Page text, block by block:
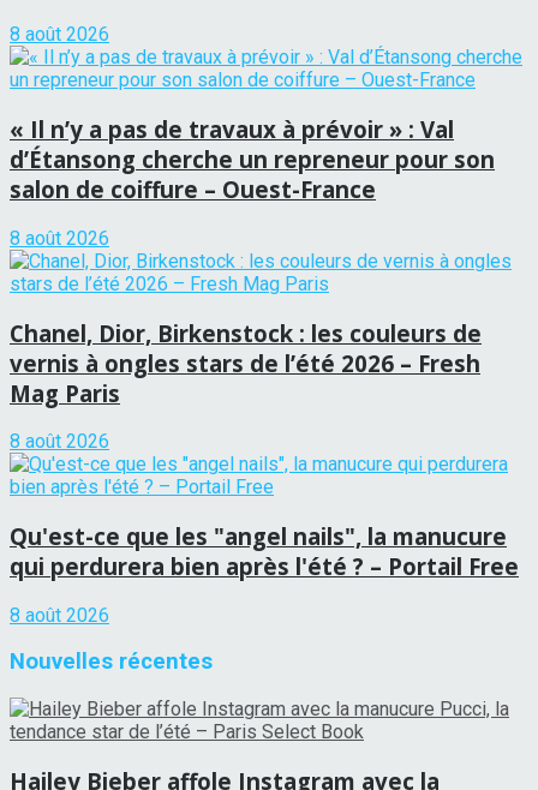
8 août 2026
« Il n’y a pas de travaux à prévoir » : Val
d’Étansong cherche un repreneur pour son
salon de coiffure – Ouest-France
8 août 2026
Chanel, Dior, Birkenstock : les couleurs de
vernis à ongles stars de l’été 2026 – Fresh
Mag Paris
8 août 2026
Qu'est-ce que les "angel nails", la manucure
qui perdurera bien après l'été ? – Portail Free
8 août 2026
Nouvelles récentes
Hailey Bieber affole Instagram avec la